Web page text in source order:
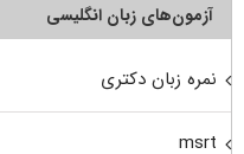
آزمون‌های زبان انگلیسی
نمره زبان دکتری
msrt